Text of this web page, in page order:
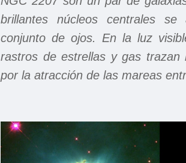
brillantes núcleos centrales
conjunto de ojos. En la luz
rastros de estrellas y gas trazan
por la atracción de las mareas